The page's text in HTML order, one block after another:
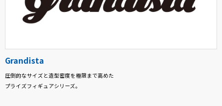
Grandista
圧倒的なサイズと造型密度を極限まで高めた
プライズフィギュアシリーズ。